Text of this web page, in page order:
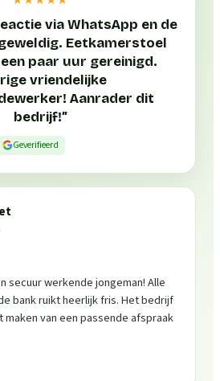
via WhatsApp en de
Eetkamerstoel
paar uur gereinigd.
vriendelijke
Aanrader dit
bedrijf!”
Geverifieerd
secuur werkende jongeman! Alle
bank ruikt heerlijk fris. Het bedrijf
maken van een passende afspraak